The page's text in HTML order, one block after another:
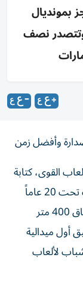
400م حواجز بمونديال
وتحقق رقماً إماراتياً 56.39 وتتصدر نصف
القوى، كتابة
التاريخ في بطولة العالم لألعاب القوى للشباب تحت 20 عاماً
«أوريغن 2026»، بعدما تأهلت إلى نهائي سباق 400 متر
أول ميدالية
لألعاب